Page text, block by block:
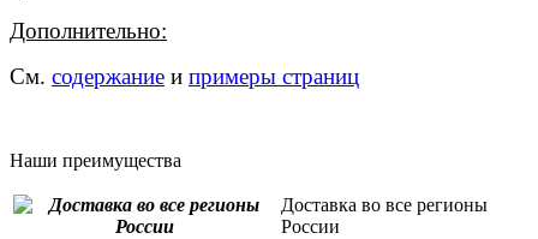
Дополнительно:
См. содержание и примеры страниц
Наши преимущества
Доставка во все регионы
России